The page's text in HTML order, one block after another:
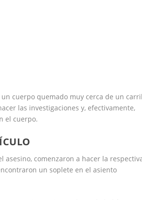
cuerpo quemado muy cerca de un
las investigaciones y, efectivamente,
el cuerpo.
asesino, comenzaron a hacer la
un soplete en el asiento